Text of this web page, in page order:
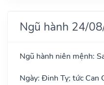
Ngũ hành 24/
Ngũ hành niên mệnh:
Ngày: Đinh Tỵ; tức Can